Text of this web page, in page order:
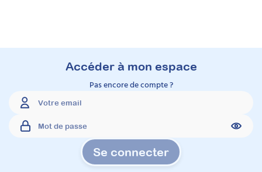
Accéder à mon espace
Pas encore de compte ?
Se connecter